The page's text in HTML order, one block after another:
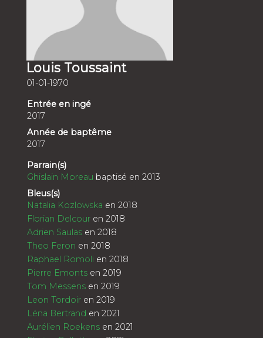
Louis Toussaint
01-01-1970
Entrée en ingé
2017
Année de baptême
2017
Parrain(s)
Ghislain Moreau baptisé en 2013
Bleus(s)
Natalia Kozlowska en 2018
Florian Delcour en 2018
Adrien Saulas en 2018
Theo Feron en 2018
Raphael Romoli en 2018
Pierre Emonts en 2019
Tom Messens en 2019
Leon Tordoir en 2019
Léna Bertrand en 2021
Aurélien Roekens en 2021